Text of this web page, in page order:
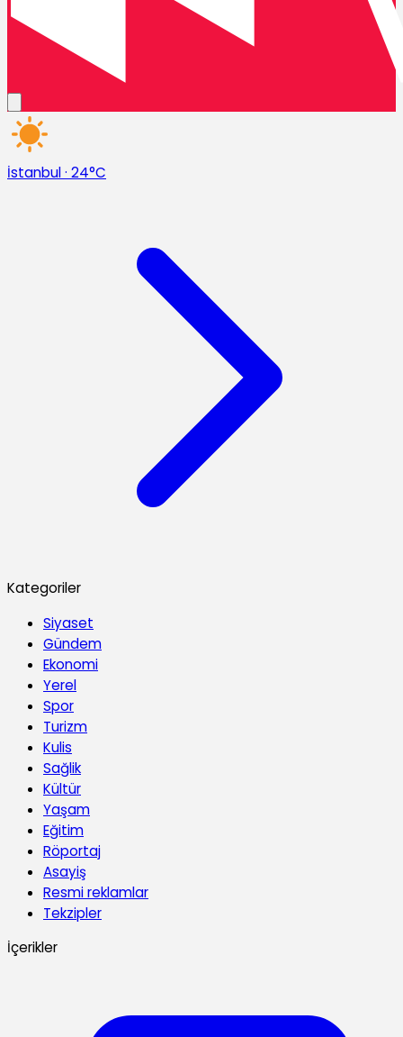
İstanbul· 24°C
Kategoriler
Siyaset
Gündem
Ekonomi
Yerel
Spor
Turizm
Kulis
Sağlik
Kültür
Yaşam
Eğitim
Röportaj
Asayiş
Resmi reklamlar
Tekzipler
İçerikler